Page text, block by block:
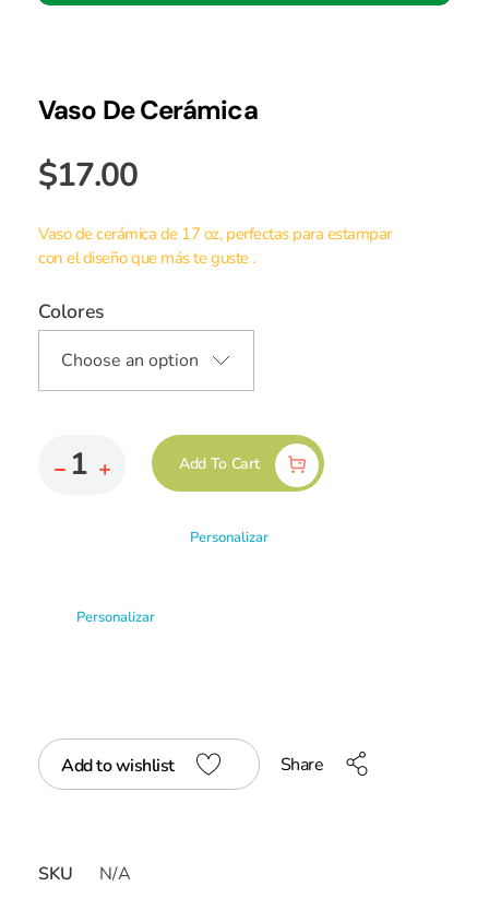
Vaso De Cerámica
$17.00
Vaso de cerámica de 17 oz, perfectas para estampar
con el diseño que más te guste .
Colores
Add To Cart
Personalizar
Personalizar
Add to wishlist Share
SKU N/A